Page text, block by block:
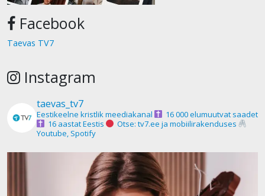
Facebook
Taevas TV7
Instagram
taevas_tv7
Eestikeelne kristlik meediakanal
16 000 elumuutvat saadet
16 aastat Eestis
Otse: tv7.ee ja mobiilirakenduses
Youtube, Spotify